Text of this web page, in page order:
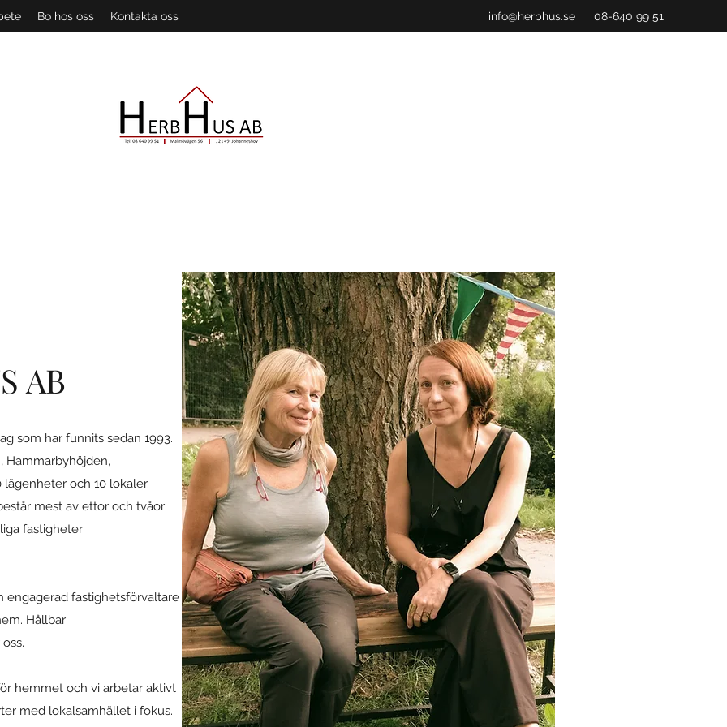
Bo hos oss Kontakta oss info@herbhus.se 08-640 99 51
AB
som har funnits sedan 1993.
Hammarbyhöjden,
och 10 lokaler.
mest av ettor och tvåor
fastigheter
engagerad fastighetsförvaltare
Hållbar
hemmet och vi arbetar aktivt
med lokalsamhället i fokus.